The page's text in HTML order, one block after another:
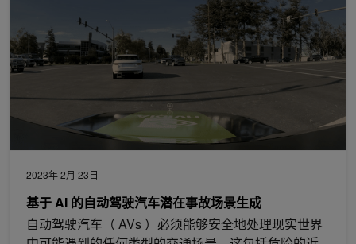
2023年 2月 23日
基于 AI 的自动驾驶汽车潜在事故场景生成
自动驾驶汽车（ AVs ）必须能够安全地处理现实世界